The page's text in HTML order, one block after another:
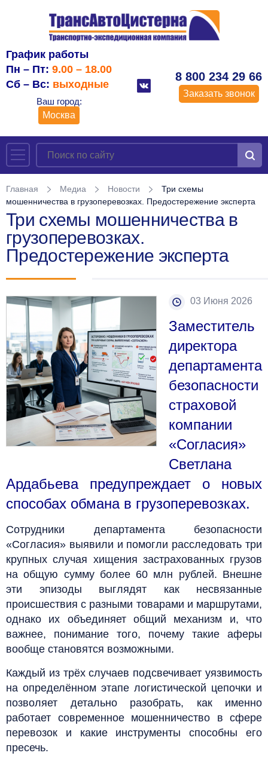
График работы
Пн – Пт: 9.00 – 18.00
Сб – Вс: выходные
Ваш город:
Москва
8 800 234 29 66
Заказать звонок
Главная Медиа Новости
Три схемы
мошенничества в грузоперевозках. Предостережение эксперта
Три схемы мошенничества в
грузоперевозках.
Предостережение эксперта
03 Июня 2026
Заместитель
директора
департамента
безопасности
страховой
компании
«Согласия»
Светлана
Ардабьева предупреждает о новых
способах обмана в грузоперевозках.
Сотрудники департамента безопасности
«Согласия» выявили и помогли расследовать три
крупных случая хищения застрахованных грузов
на общую сумму более 60 млн рублей. Внешне
эти эпизоды выглядят как несвязанные
происшествия с разными товарами и маршрутами,
однако их объединяет общий механизм и, что
важнее, понимание того, почему такие аферы
вообще становятся возможными.
Каждый из трёх случаев подсвечивает уязвимость
на определённом этапе логистической цепочки и
позволяет детально разобрать, как именно
работает современное мошенничество в сфере
перевозок и какие инструменты способны его
пресечь.